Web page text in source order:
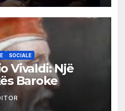
SOCIALE
Vivaldi: Një
Baroke